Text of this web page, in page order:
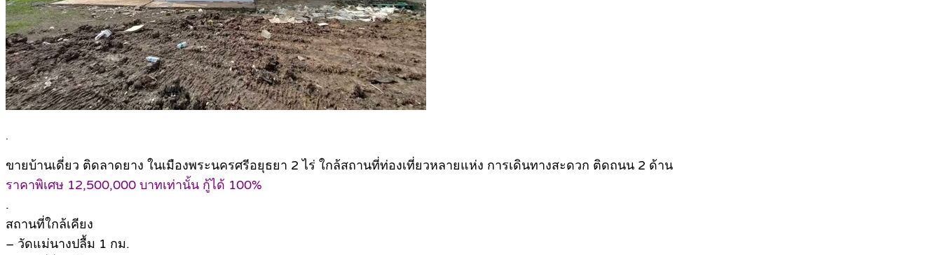
.
ขายบ้านเดี่ยว ติดลาดยาง ในเมืองพระนครศรีอยุธยา 2 ไร่ ใกล้สถานที่ท่องเที่ยวหลายแห่ง การเดินทางสะดวก ติดถนน 2 ด้าน
ราคาพิเศษ 12,500,000 บาทเท่านั้น กู้ได้ 100%
.
สถานที่ใกล้เคียง
– วัดแม่นางปลื้ม 1 กม.